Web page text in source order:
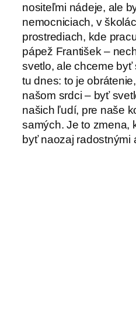
nositeľmi nádeje, ale
nemocniciach, v
prostrediach, kde
pápež František –
svetlo, ale chceme byť
tu dnes: to je
našom srdci – byť
našich ľudí, pre naše
samých. Je to zmena,
byť naozaj radostnými